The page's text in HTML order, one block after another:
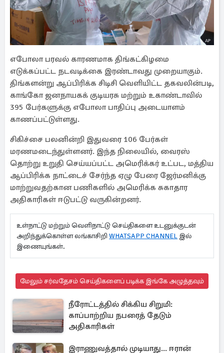
எபோலா பரவல் காரணமாக திங்கட்கிழமை
எடுக்கப்பட்ட நடவடிக்கை இரண்டாவது முறையாகும்.
திங்களன்று ஆப்பிரிக்க சிடிசி வெளியிட்ட தகவலின்படி,
காங்கோ ஜனநாயகக் குடியரசு மற்றும் உகாண்டாவில்
395 பேர்களுக்கு எபோலா பாதிப்பு அடையாளம்
காணப்பட்டுள்ளது.
சிகிச்சை பலனின்றி இதுவரை 106 பேர்கள்
மரணமடைந்துள்ளனர். இந்த நிலையில், வைரஸ்
தொற்று உறுதி செய்யப்பட்ட அமெரிக்கர் உட்பட, மத்திய
ஆப்பிரிக்க நாட்டைச் சேர்ந்த ஏழு பேரை ஜேர்மனிக்கு
மாற்றுவதற்கான பணிகளில் அமெரிக்க சுகாதார
அதிகாரிகள் ஈடுபட்டு வருகின்றனர்.
உள்நாட்டு மற்றும் வெளிநாட்டு செய்திகளை உடனுக்குடன்
அறிந்துக்கொள்ள லங்காசிறி WHATSAPP CHANNEL இல்
இணையுங்கள்.
மேலும் சர்வதேசம் செய்திகளைப் படிக்க இங்கே அழுத்தவும்
நீரோட்டத்தில் சிக்கிய சிறுமி:
காப்பாற்றிய நபரைத் தேடும்
அதிகாரிகள்
இராணுவத்தால் முடியாது... ஈரான்